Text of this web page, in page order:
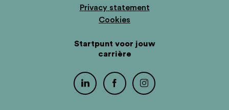
Privacy statement
Cookies
Startpunt voor jouw
carrière